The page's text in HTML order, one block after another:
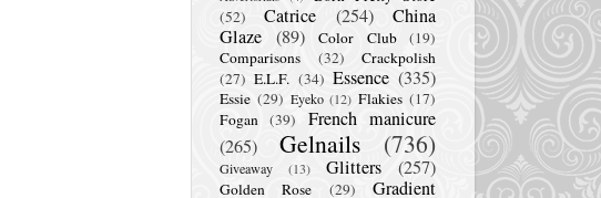
(52)
Catrice (254)
China
Glaze (89) Color Club
(19)
Comparisons
(32)
Crackpolish
(27) E.L.F. (34) Essence (335)
Essie (29) Eyeko (12) Flakies (17)
Fogan (39)
French manicure
(265)
Gelnails (736)
Giveaway (13) Glitters (257)
Golden Rose (29)
Gradient